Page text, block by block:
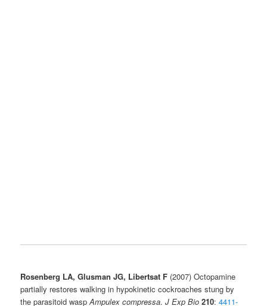
Rosenberg LA, Glusman JG, Libertsat F (2007) Octopamine
partially restores walking in hypokinetic cockroaches stung by
the parasitoid waspAmpulex compressa.J Exp Bio 210:4411-